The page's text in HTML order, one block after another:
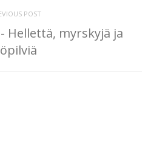
POST
Hellettä, myrskyjä ja